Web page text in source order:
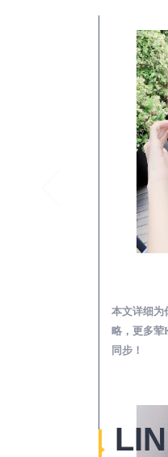
本文详细为
略，更多荤
同步！